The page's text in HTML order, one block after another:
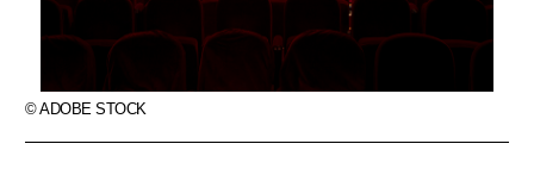
© ADOBE STOCK